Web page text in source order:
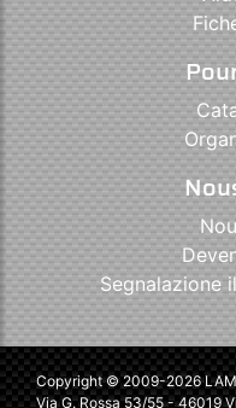
Segnalazione
Copyright © 2009-2026
Via G. Rossa 53/55 - 46019